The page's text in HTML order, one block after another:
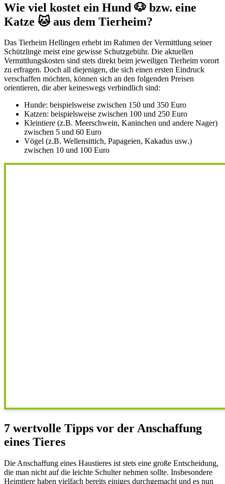
Wie viel kostet ein Hund 🐶 bzw. eine
Katze 🐱 aus dem Tierheim?
Das Tierheim Hellingen erhebt im Rahmen der Vermittlung seiner
Schützlinge meist eine gewisse Schutzgebühr. Die aktuellen
Vermittlungskosten sind stets direkt beim jeweiligen Tierheim vorort
zu erfragen. Doch all diejenigen, die sich einen ersten Eindruck
verschaffen möchten, können sich an den folgenden Preisen
orientieren, die aber keineswegs verbindlich sind:
Hunde: beispielsweise zwischen 150 und 350 Euro
Katzen: beispielsweise zwischen 100 und 250 Euro
Kleintiere (z.B. Meerschwein, Kaninchen und andere Nager)
zwischen 5 und 60 Euro
Vögel (z.B. Wellensittich, Papageien, Kakadus usw.)
zwischen 10 und 100 Euro
7 wertvolle Tipps vor der Anschaffung
eines Tieres
Die Anschaffung eines Haustieres ist stets eine große Entscheidung,
die man nicht auf die leichte Schulter nehmen sollte. Insbesondere
Heimtiere haben vielfach bereits einiges durchgemacht und es nun